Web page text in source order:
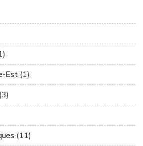
Est (1)
(3)
(11)